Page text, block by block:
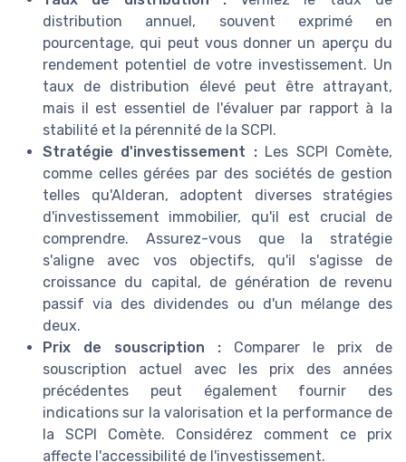
distribution annuel, souvent exprimé en
pourcentage, qui peut vous donner un aperçu du
rendement potentiel de votre investissement. Un
taux de distribution élevé peut être attrayant,
mais il est essentiel de l'évaluer par rapport à la
stabilité et la pérennité de la SCPI.
Stratégie d'investissement :Les SCPI Comète,
comme celles gérées par des sociétés de gestion
telles qu'Alderan, adoptent diverses stratégies
d'investissement immobilier, qu'il est crucial de
comprendre. Assurez-vous que la stratégie
s'aligne avec vos objectifs, qu'il s'agisse de
croissance du capital, de génération de revenu
passif via des dividendes ou d'un mélange des
deux.
Prix de souscription : Comparer le prix de
souscription actuel avec les prix des années
précédentes peut également fournir des
indications sur la valorisation et la performance de
la SCPI Comète. Considérez comment ce prix
affecte l'accessibilité de l'investissement.